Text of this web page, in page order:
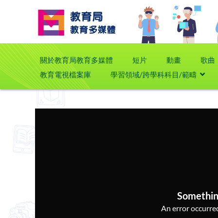
關於教育局教育多媒體 短片 動畫
歌曲
教育電視檔案庫
學習領域/跨學科科目/範疇
An error